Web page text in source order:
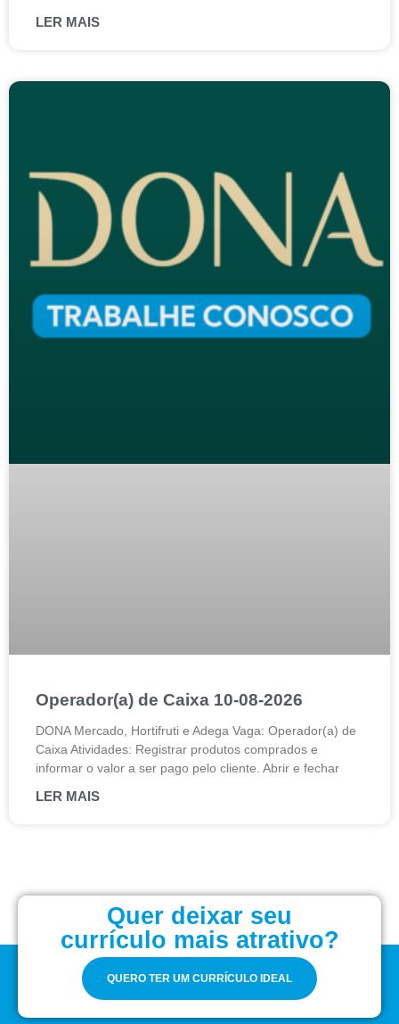
LER MAIS
Operador(a) de Caixa 10-08-2026
DONA Mercado, Hortifruti e Adega Vaga: Operador(a) de
Caixa Atividades: Registrar produtos comprados e
informar o valor a ser pago pelo cliente. Abrir e fechar
LER MAIS
Quer deixar seu
currículo mais atrativo?
QUERO TER UM CURRÍCULO IDEAL